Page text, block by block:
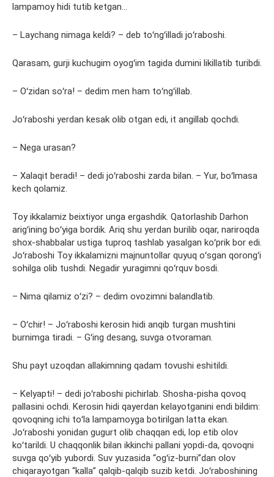
lampamoy hidi tutib ketgan…
– Laychang nimaga keldi? – deb toʻngʻilladi joʻraboshi.
Qarasam, gurji kuchugim oyogʻim tagida dumini likillatib turibdi.
– Oʻzidan soʻra! – dedim men ham toʻngʻillab.
Joʻraboshi yerdan kesak olib otgan edi, it angillab qochdi.
– Nega urasan?
– Xalaqit beradi! – dedi joʻraboshi zarda bilan. – Yur, boʻlmasa
kech qolamiz.
Toy ikkalamiz beixtiyor unga ergashdik. Qatorlashib Darhon
arigʻining boʻyiga bordik. Ariq shu yerdan burilib oqar, nariroqda
shox-shabbalar ustiga tuproq tashlab yasalgan koʻprik bor edi.
Joʻraboshi Toy ikkalamizni majnuntollar quyuq oʻsgan qorongʻi
sohilga olib tushdi. Negadir yuragimni qoʻrquv bosdi.
– Nima qilamiz oʻzi? – dedim ovozimni balandlatib.
– Oʻchir! – Joʻraboshi kerosin hidi anqib turgan mushtini
burnimga tiradi. – Gʻing desang, suvga otvoraman.
Shu payt uzoqdan allakimning qadam tovushi eshitildi.
– Kelyapti! – dedi joʻraboshi pichirlab. Shosha-pisha qovoq
pallasini ochdi. Kerosin hidi qayerdan kelayotganini endi bildim:
qovoqning ichi toʻla lampamoyga botirilgan latta ekan.
Joʻraboshi yonidan gugurt olib chaqqan edi, lop etib olov
koʻtarildi. U chaqqonlik bilan ikkinchi pallani yopdi-da, qovoqni
suvga qoʻyib yubordi. Suv yuzasida “ogʻiz-burni”dan olov
chiqarayotgan “kalla” qalqib-qalqib suzib ketdi. Joʻraboshining